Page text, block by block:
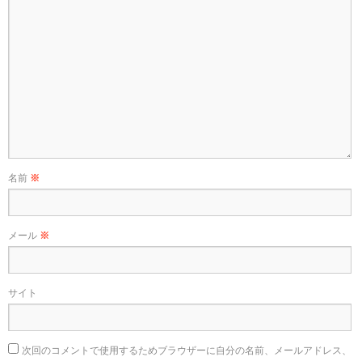
名前 ※
メール ※
サイト
次回のコメントで使用するためブラウザーに自分の名前、メールアドレス、